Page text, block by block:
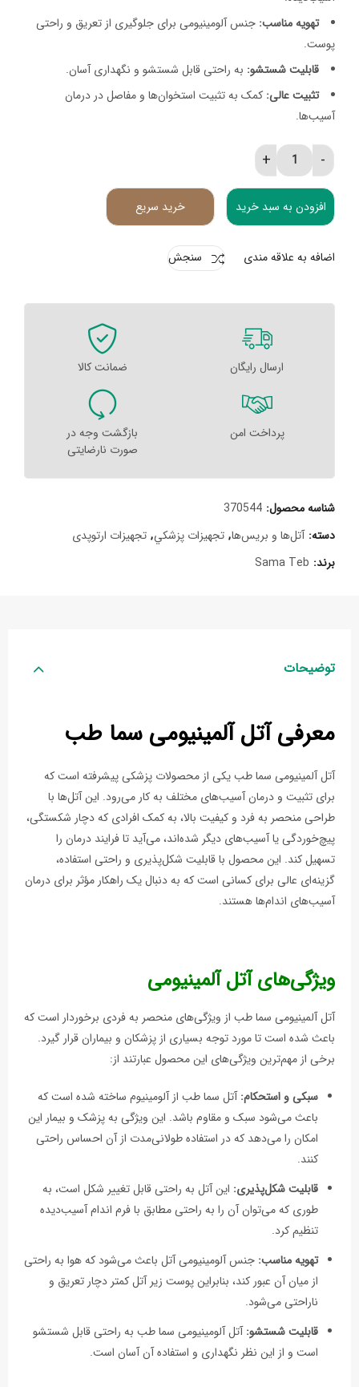
تهویه مناسب: جنس آلومینیومی برای جلوگیری از تعریق و راحتی
پوست.
قابلیت شستشو: به راحتی قابل شستشو و نگهداری آسان.
تثبیت عالی: کمک به تثبیت استخوان‌ها و مفاصل در درمان
آسیب‌ها.
آتل آلمینیومی سما طب quantity
افزودن به سبد خرید خرید سریع
اضافه به علاقه مندی سنجش
ارسال رایگان ضمانت کالا
پرداخت امن
بازگشت وجه در
صورت نارضایتی
شناسه محصول: 370544
دسته: آتل‌ها و بریس‌ها, تجهيزات پزشکي, تجهیزات ارتوپدی
برند: Sama Teb
توضیحات
معرفی آتل آلمینیومی سما طب
آتل آلمینیومی سما طب یکی از محصولات پزشکی پیشرفته است که
برای تثبیت و درمان آسیب‌های مختلف به کار می‌رود. این آتل‌ها با
طراحی منحصر به فرد و کیفیت بالا، به کمک افرادی که دچار شکستگی،
پیچ‌خوردگی یا آسیب‌های دیگر شده‌اند، می‌آید تا فرایند درمان را
تسهیل کند. این محصول با قابلیت شکل‌پذیری و راحتی استفاده،
گزینه‌ای عالی برای کسانی است که به دنبال یک راهکار مؤثر برای درمان
آسیب‌های اندام‌ها هستند.
ویژگی‌های آتل آلمینیومی
آتل آلمینیومی سما طب از ویژگی‌های منحصر به فردی برخوردار است که
باعث شده است تا مورد توجه بسیاری از پزشکان و بیماران قرار گیرد.
برخی از مهم‌ترین ویژگی‌های این محصول عبارتند از:
سبکی و استحکام:آتل سما طب از آلومینیوم ساخته شده است که
باعث می‌شود سبک و مقاوم باشد. این ویژگی به پزشک و بیمار این
امکان را می‌دهد که در استفاده طولانی‌مدت از آن احساس راحتی
کنند.
قابلیت شکل‌پذیری: این آتل به راحتی قابل تغییر شکل است، به
طوری که می‌توان آن را به راحتی مطابق با فرم اندام آسیب‌دیده
تنظیم کرد.
تهویه مناسب: جنس آلومینیومی آتل باعث می‌شود که هوا به راحتی
از میان آن عبور کند، بنابراین پوست زیر آتل کمتر دچار تعریق و
ناراحتی می‌شود.
قابلیت شستشو:آتل آلومینیومی سما طب به راحتی قابل شستشو
است و از این نظر نگهداری و استفاده آن آسان است.